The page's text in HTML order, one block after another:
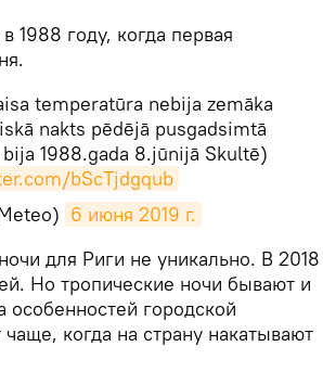
году, когда первая
temperatūra nebija zemāka
nakts pēdējā pusgadsimtā
1988.gada 8.jūnijā Skultē)
bScTjdgqub
6 июня 2019 г.
для Риги не уникально. В 2018
Но тропические ночи бывают и
особенностей городской
когда на страну накатывают